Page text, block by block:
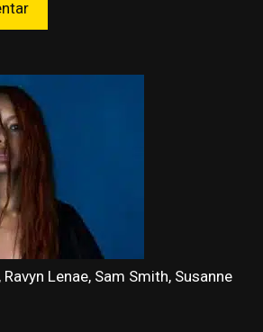
Lenae, Sam Smith, Susanne